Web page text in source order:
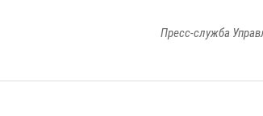
Пресс-служба